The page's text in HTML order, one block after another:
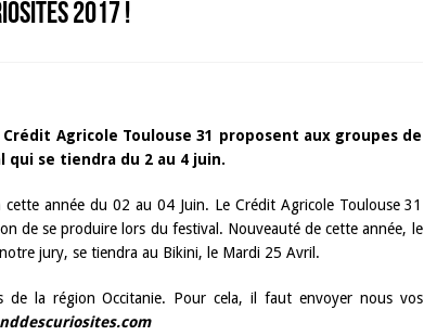
2017 !
Agricole Toulouse 31 proposent aux groupes de
qui se tiendra du 2 au 4 juin.
cette année du 02 au 04 Juin. Le Crédit Agricole Toulouse 31
de se produire lors du festival. Nouveauté de cette année, le
jury, se tiendra au Bikini, le Mardi 25 Avril.
de la région Occitanie. Pour cela, il faut envoyer nous vos